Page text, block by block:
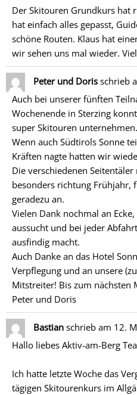
Der Skitouren Grundkurs hat
hat einfach alles gepasst,
schöne Routen. Klaus hat
wir sehen uns mal wieder.
Peter und Doris schrieb
Auch bei unserer fünften
Wochenende in Sterzing
super Skitouren unternehmen.
Wenn auch Südtirols Sonne
Kräften nagte hatten wir
Die verschiedenen
besonders richtung Frühjahr,
geradezu an.
Vielen Dank nochmal an
aussucht und bei jeder
ausfindig macht.
Auch Danke an das Hotel
Verpflegung und an unsere
Mitstreiter! Bis zum nächsten
Peter und Doris
Bastian schrieb am 12.
Hallo liebes Aktiv-am-Berg
Ich hatte letzte Woche das
tägigen Skitourenkurs im